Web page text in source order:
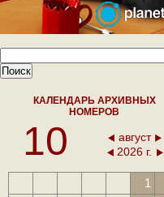
КАЛЕНДАРЬ АРХИВНЫХ
НОМЕРОВ
10
август
2026 г.
1